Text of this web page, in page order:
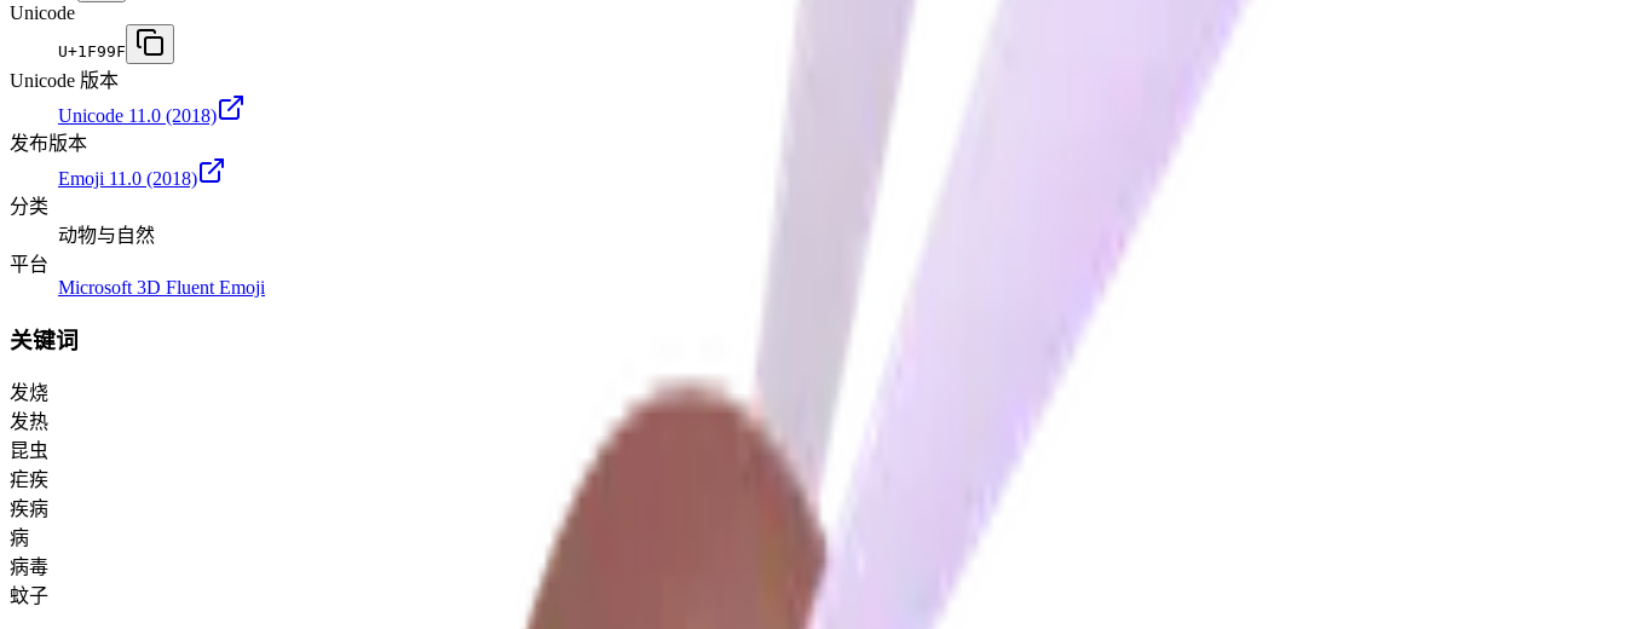
Unicode
U+1F99F
Unicode 版本
Unicode 11.0 (2018)
发布版本
Emoji 11.0 (2018)
分类
动物与自然
平台
Microsoft 3D Fluent Emoji
关键词
发烧
发热
昆虫
疟疾
疾病
病
病毒
蚊子